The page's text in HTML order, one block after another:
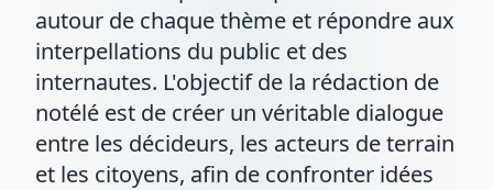
autour de chaque thème et répondre aux
interpellations du public et des
internautes. L'objectif de la rédaction de
notélé est de créer un véritable dialogue
entre les décideurs, les acteurs de terrain
et les citoyens, afin de confronter idées